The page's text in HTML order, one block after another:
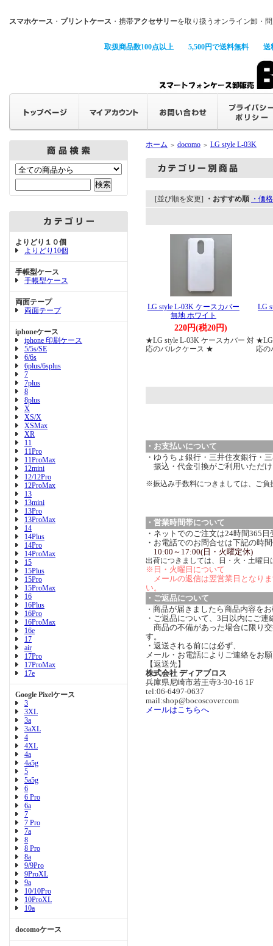
スマホケース ・ プリントケース ・携帯アクセサリーを取り扱うオンライン卸・
取扱商品数100点以上 5,500円で送料無料 送
よりどり１０個
よりどり10個
手帳型ケース
手帳型ケース
両面テープ
両面テープ
iphoneケース
iphone 印刷ケース
5/5s/SE
6/6s
6plus/6splus
7
7plus
8
8plus
X
XS/X
XSMax
XR
11
11Pro
11ProMax
12mini
12/12Pro
12ProMax
13
13mini
13Pro
13ProMax
14
14Plus
14Pro
14ProMax
15
15Plus
15Pro
15ProMax
16
16Plus
16Pro
16ProMax
16e
17
air
17Pro
17ProMax
17e
Google Pixelケース
3
3XL
3a
3aXL
4
4XL
4a
4a5g
5
5a5g
6
6 Pro
6a
7
7 Pro
7a
8
8 Pro
8a
9/9Pro
9ProXL
9a
10/10Pro
10ProXL
10a
docomoケース
ホーム ＞ docomo ＞ LG style L-03K
[並び順を変更] ・おすすめ順 ・価
LG style L-03K ケースカバー
無地 ホワイト
220円(税20円)
★LG style L-03K ケースカバー 対
応のバルクケース ★
LG
★LG
応
・お支払いについて
・ゆうちょ銀行・三井住友銀行・
振込・代金引換がご利用いただ
※振込み手数料につきましては、ご負
・営業時間帯について
・ネットでのご注文は24時間365
・お電話でのお問合せは下記の時
10:00～17:00(日・火曜定休)
出荷につきましては、日・火・土曜日
※日・火曜日について
メールの返信は翌営業日となり
い。
・ご返品について
・ 商品が届きましたら商品内容を
・ご返品について、3日以内にご連
商品の不備があった場合に限り
す。
・返送される前には必ず、
メール・お電話によりご連絡をお
【返送先】
株式会社 ディアブロス
兵庫県尼崎市若王寺3-30-16 1F
tel:06-6497-0637
mail:shop@bocoscover.com
メールはこちらへ